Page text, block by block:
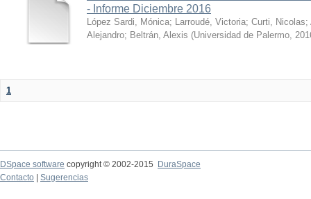
- Informe Diciembre 2016
López Sardi, Mónica; Larroudé, Victoria; Curti, Nicolas;
Alejandro; Beltrán, Alexis (Universidad de Palermo,
1
DSpace software copyright © 2002-2015
DuraSpace
Contacto
Sugerencias